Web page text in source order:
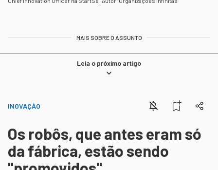
MAIS SOBRE O ASSUNTO
Leia o próximo artigo
INOVAÇÃO
Os robôs, que antes eram só
da fábrica, estão sendo